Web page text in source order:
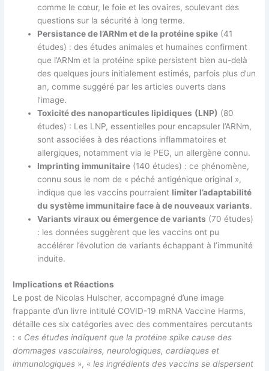
comme le cœur, le foie et les ovaires, soulevant des
questions sur la sécurité à long terme.
Persistance de l’ARNm et de la protéine spike (41
études) : des études animales et humaines confirment
que l’ARNm et la protéine spike persistent bien au-delà
des quelques jours initialement estimés, parfois plus d’un
an, comme suggéré par les articles ouverts dans
l’image.
Toxicité des nanoparticules lipidiques (LNP) (80
études) : Les LNP, essentielles pour encapsuler l’ARNm,
sont associées à des réactions inflammatoires et
allergiques, notamment via le PEG, un allergène connu.
Imprinting immunitaire (140 études) : ce phénomène,
connu sous le nom de « péché antigénique original »,
indique que les vaccins pourraient limiter l’adaptabilité
du système immunitaire face à de nouveaux variants.
Variants viraux ou émergence de variants (70 études)
: les données suggèrent que les vaccins ont pu
accélérer l’évolution de variants échappant à l’immunité
induite.
Implications et Réactions
Le post de Nicolas Hulscher, accompagné d’une image
frappante d’un livre intitulé COVID-19 mRNA Vaccine Harms,
détaille ces six catégories avec des commentaires percutants
: « Ces études indiquent que la protéine spike cause des
dommages vasculaires, neurologiques, cardiaques et
immunologiques », «les ingrédients des vaccins se dispersent